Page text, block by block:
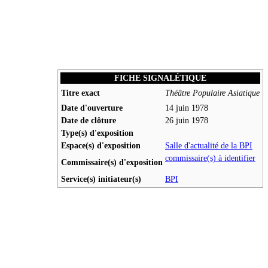
FICHE SIGNALÉTIQUE
Titre exact
Théâtre Populaire Asiatique
Date d'ouverture
14 juin 1978
Date de clôture
26 juin 1978
Type(s) d'exposition
Espace(s) d'exposition
Salle d'actualité de la BPI
Commissaire(s) d'exposition commissaire(s) à identifier
Service(s) initiateur(s) BPI